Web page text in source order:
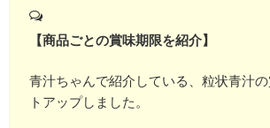
【商品ごとの賞味期限を紹介】
青汁ちゃんで紹介している、粒状青汁
トアップしました。